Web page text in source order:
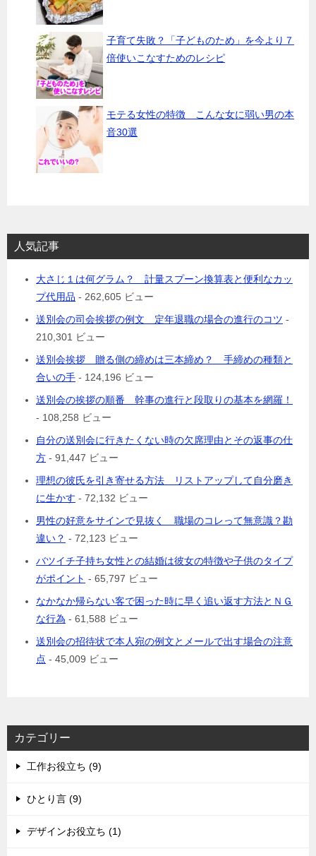
子育て失敗？「子どものため」を今より７
倍使いこなすためのレシピ
モテる女性の特徴 こんな女に弱い男の本
音30選
人気記事
大さじ１は何グラム？ 計量スプーン換算表と便利なカッ
プ代用品 - 262,605 ビュー
送別会の司会挨拶の例文 定年退職の場合の進行のコツ -
210,301 ビュー
送別会挨拶 贈る側の締めは三本締め？ 手締めの種類と
合いの手 - 124,196 ビュー
送別会の挨拶の順番 幹事の進行と段取りの基本を網羅！
- 108,258 ビュー
自分の送別会に行きたくない時の欠席理由とその返事の仕
方 - 91,447 ビュー
理想の彼氏を引き寄せる方法 リストアップして自分磨き
に生かす - 72,132 ビュー
男性の好意をサインで見抜く 職場のコレって無意識？勘
違い？ - 72,123 ビュー
バツイチ子持ち女性との結婚は彼女の特徴や子供のタイプ
がポイント - 65,797 ビュー
なかなか帰らない客で困った時に早く追い返す方法とＮＧ
な行為 - 61,588 ビュー
送別会の招待状で本人宛の例文とメールで出す場合の注意
点 - 45,009 ビュー
カテゴリー
工作お役立ち (9)
ひとり言 (9)
デザインお役立ち (1)